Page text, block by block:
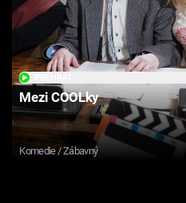
Mezi COOLky
Komedie / Zábavný